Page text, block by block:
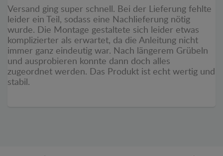
Versand ging super schnell. Bei der Lieferung fehlte
leider ein Teil, sodass eine Nachlieferung nötig
wurde. Die Montage gestaltete sich leider etwas
komplizierter als erwartet, da die Anleitung nicht
immer ganz eindeutig war. Nach längerem Grübeln
und ausprobieren konnte dann doch alles
zugeordnet werden. Das Produkt ist echt wertig und
stabil.